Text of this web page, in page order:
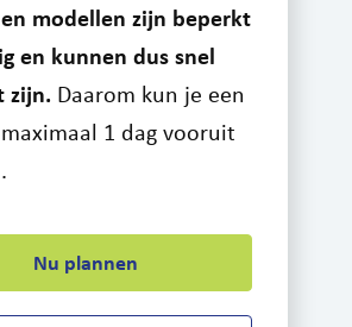
modellen zijn beperkt
en kunnen dus snel
zijn. Daarom kun je een
1 dag vooruit
Nu plannen